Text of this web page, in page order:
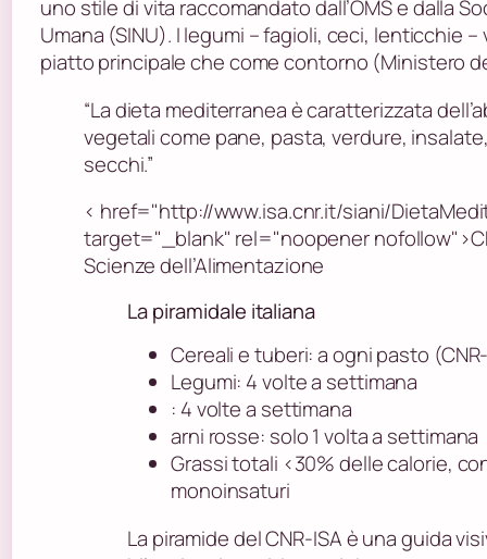
uno stile di vita raccomandato dall’OMS e dalla
Umana (SINU). I legumi – fagioli, ceci, lenticchie
piatto principale che come contorno (Ministero
“La dieta mediterranea è caratterizzata
vegetali come pane, pasta, verdure,
secchi.”
< href="http://www.isa.cnr.it/siani/
target="_blank" rel="noopener
Scienze dell’Alimentazione
La piramidale italiana
Cereali e tuberi: a ogni pasto
Legumi: 4 volte a settimana
: 4 volte a settimana
arni rosse: solo 1 volta a settimana
Grassi totali <30% delle calorie,
monoinsaturi
La piramide del CNR-ISA è una guida